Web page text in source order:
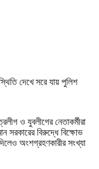
ও যুবলীগের নেতাকর্মীরা
সরকারের বিরুদ্ধে বিক্ষোভ
অংশগ্রহণকারীর সংখ্যা